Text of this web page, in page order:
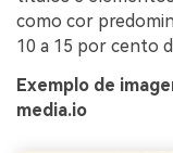
como cor
10 a 15 por cento
Exemplo de
media.io